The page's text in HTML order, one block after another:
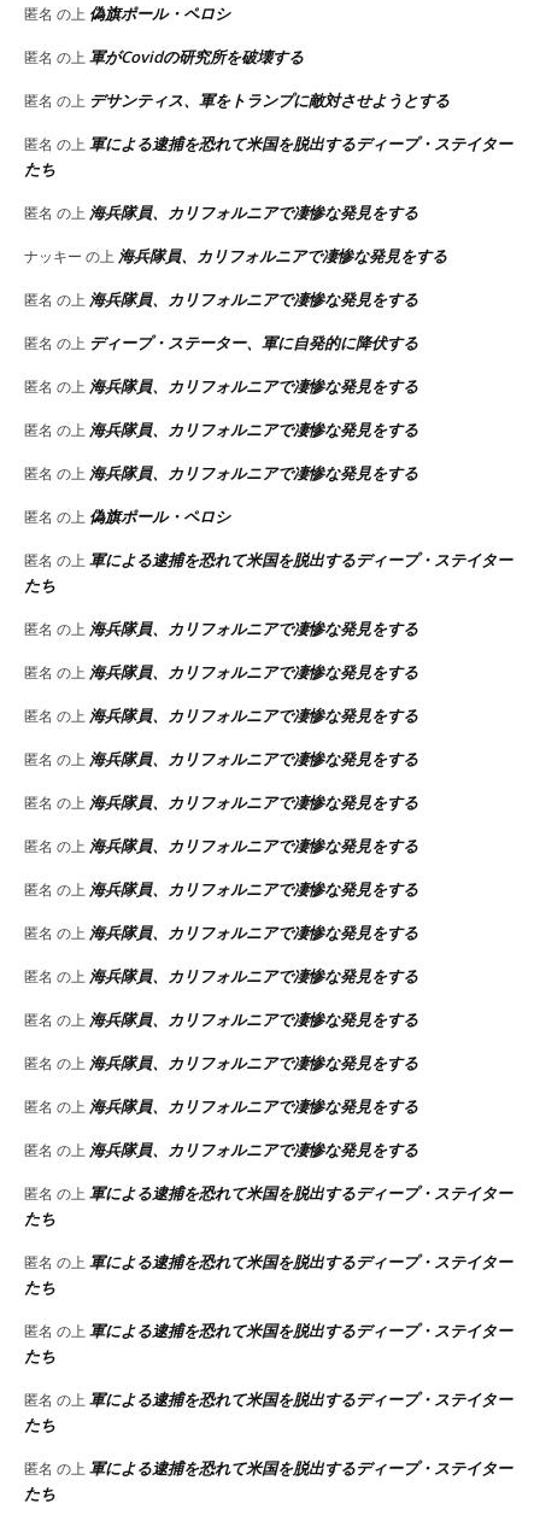
匿名 の上 偽旗ポール・ペロシ
匿名 の上軍がCovidの研究所を破壊する
匿名 の上 デサンティス、軍をトランプに敵対させようとする
匿名 の上軍による逮捕を恐れて米国を脱出するディープ・ステイター
たち
匿名 の上 海兵隊員、カリフォルニアで凄惨な発見をする
ナッキー の上 海兵隊員、カリフォルニアで凄惨な発見をする
匿名 の上 海兵隊員、カリフォルニアで凄惨な発見をする
匿名 の上 ディープ・ステーター、軍に自発的に降伏する
匿名 の上 海兵隊員、カリフォルニアで凄惨な発見をする
匿名 の上 海兵隊員、カリフォルニアで凄惨な発見をする
匿名 の上 海兵隊員、カリフォルニアで凄惨な発見をする
匿名 の上 偽旗ポール・ペロシ
匿名 の上軍による逮捕を恐れて米国を脱出するディープ・ステイター
たち
匿名 の上 海兵隊員、カリフォルニアで凄惨な発見をする
匿名 の上 海兵隊員、カリフォルニアで凄惨な発見をする
匿名 の上 海兵隊員、カリフォルニアで凄惨な発見をする
匿名 の上 海兵隊員、カリフォルニアで凄惨な発見をする
匿名 の上 海兵隊員、カリフォルニアで凄惨な発見をする
匿名 の上 海兵隊員、カリフォルニアで凄惨な発見をする
匿名 の上 海兵隊員、カリフォルニアで凄惨な発見をする
匿名 の上 海兵隊員、カリフォルニアで凄惨な発見をする
匿名 の上 海兵隊員、カリフォルニアで凄惨な発見をする
匿名 の上 海兵隊員、カリフォルニアで凄惨な発見をする
匿名 の上 海兵隊員、カリフォルニアで凄惨な発見をする
匿名 の上 海兵隊員、カリフォルニアで凄惨な発見をする
匿名 の上 海兵隊員、カリフォルニアで凄惨な発見をする
匿名 の上軍による逮捕を恐れて米国を脱出するディープ・ステイター
たち
匿名 の上軍による逮捕を恐れて米国を脱出するディープ・ステイター
たち
匿名 の上軍による逮捕を恐れて米国を脱出するディープ・ステイター
たち
匿名 の上軍による逮捕を恐れて米国を脱出するディープ・ステイター
たち
匿名 の上軍による逮捕を恐れて米国を脱出するディープ・ステイター
たち